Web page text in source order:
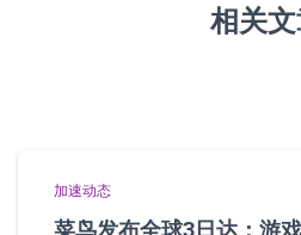
相关
加速动态